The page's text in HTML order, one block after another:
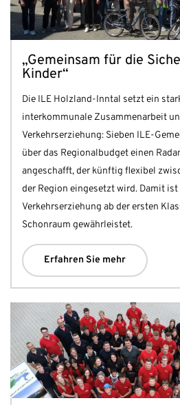
„Gemeinsam für die
Kinder“
Die ILE Holzland-Inntal setzt ein
interkommunale Zusammenarbeit
Verkehrserziehung: Sieben ILE-
über das Regionalbudget einen
angeschafft, der künftig flexibel
der Region eingesetzt wird. Damit
Verkehrserziehung ab der ersten
Schonraum gewährleistet.
Erfahren Sie mehr